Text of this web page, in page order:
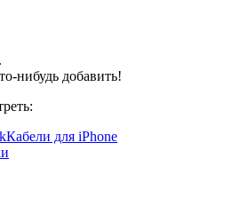
нибудь добавить!
Кабели для iPhone